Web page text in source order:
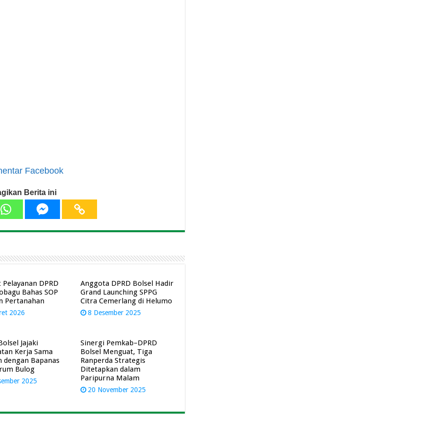
Facebook
Berita ini
DPRD
Bahas SOP
Pertanahan
2026
Anggota DPRD Bolsel Hadir
Grand Launching SPPG
Citra Cemerlang di Helumo
8 Desember 2025
Jajaki
Kerja Sama
dengan Bapanas
Bulog
2025
Sinergi Pemkab–DPRD
Bolsel Menguat, Tiga
Ranperda Strategis
Ditetapkan dalam
Paripurna Malam
20 November 2025